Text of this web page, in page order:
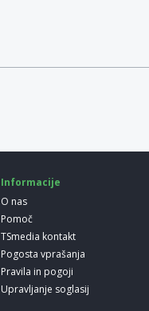
Informacije
O nas
Pomoč
TSmedia kontakt
Pogosta vprašanja
Pravila in pogoji
Upravljanje soglasij